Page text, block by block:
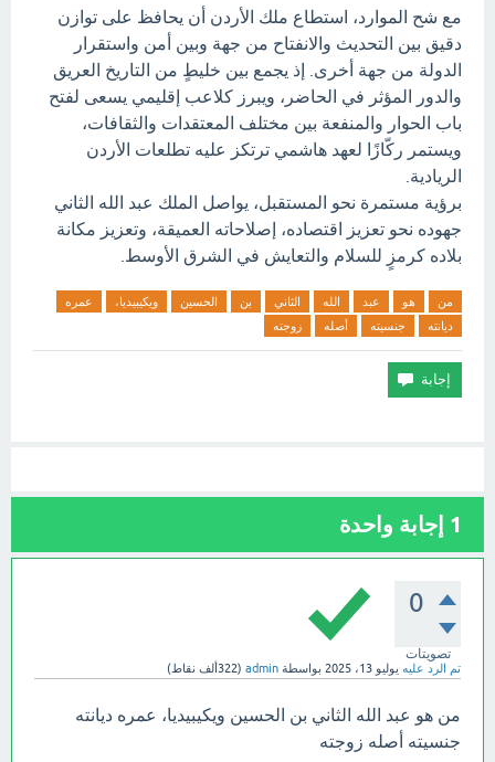
مع شح الموارد، استطاع ملك الأردن أن يحافظ على توازن
دقيق بين التحديث والانفتاح من جهة وبين أمن واستقرار
الدولة من جهة أخرى. إذ يجمع بين خليطٍ من التاريخ العريق
والدور المؤثر في الحاضر، ويبرز كلاعب إقليمي يسعى لفتح
باب الحوار والمنفعة بين مختلف المعتقدات والثقافات،
ويستمر ركّازًا لعهد هاشمي ترتكز عليه تطلعات الأردن
الريادية.
برؤية مستمرة نحو المستقبل، يواصل الملك عبد الله الثاني
جهوده نحو تعزيز اقتصاده، إصلاحاته العميقة، وتعزيز مكانة
بلاده كرمزٍ للسلام والتعايش في الشرق الأوسط.
من هو عبد الله الثاني بن الحسين ويكيبيديا،
عمره
ديانته
جنسيته أصله زوجته
1 إجابة واحدة
0
تصويتات
تم الرد عليه يوليو 13، 2025 بواسطة admin
(322ألف نقاط)
من هو عبد الله الثاني بن الحسين ويكيبيديا، عمره ديانته
جنسيته أصله زوجته